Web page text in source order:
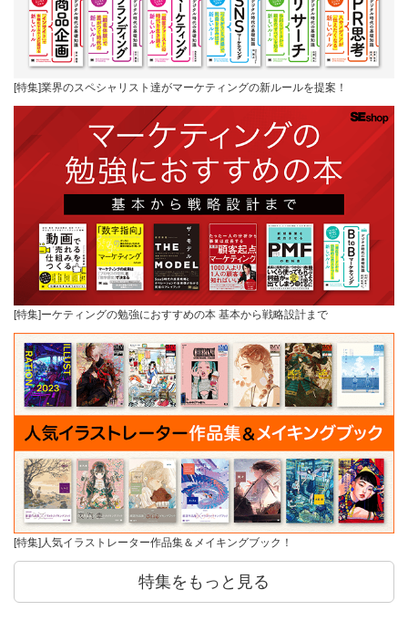
[特集]業界のスペシャリスト達がマーケティングの新ルールを提案！
[特集]ーケティングの勉強におすすめの本 基本から戦略設計まで
[特集]人気イラストレーター作品集＆メイキングブック！
特集をもっと見る